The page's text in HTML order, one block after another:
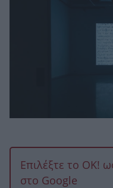
Επιλέξτε το OK!
στο Google